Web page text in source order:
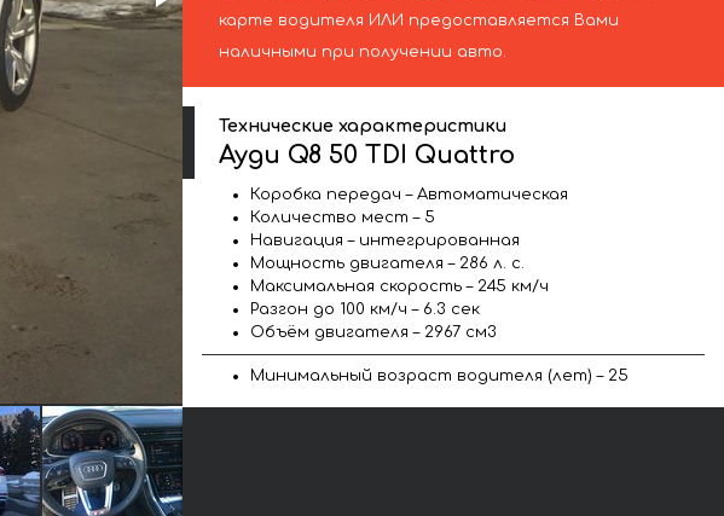
карте водителя ИЛИ предоставляется Вами
наличными при получении авто.
Технические характеристики
Ауди Q8 50 TDI Quattro
Коробка передач – Автоматическая
Количество мест – 5
Навигация – интегрированная
Мощность двигателя – 286 л. с.
Максимальная скорость – 245 км/ч
Разгон до 100 км/ч – 6.3 сек
Объём двигателя – 2967 см3
Минимальный возраст водителя (лет) – 25